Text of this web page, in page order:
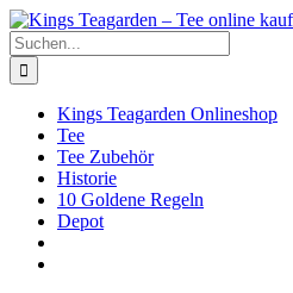
Zum
Inhalt
springen
Facebook
X
Instagram
Pinterest
Suche
nach:
Kings Teagarden Onlineshop
Tee
Tee Zubehör
Historie
10 Goldene Regeln
Depot